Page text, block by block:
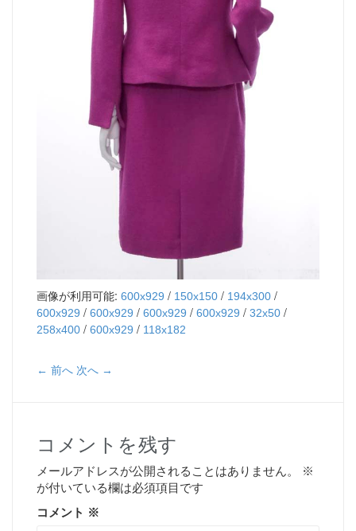
画像が利用可能: 600x929 / 150x150 / 194x300 /
600x929 / 600x929 / 600x929 / 600x929 / 32x50 /
258x400 / 600x929 / 118x182
← 前へ 次へ →
コメントを残す
メールアドレスが公開されることはありません。
※
が付いている欄は必須項目です
コメント ※